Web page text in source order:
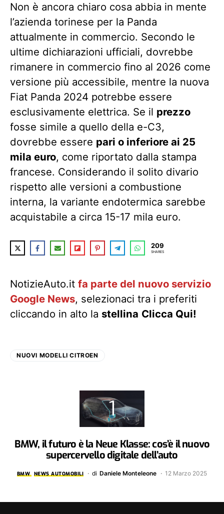
Non è ancora chiaro cosa abbia in mente
l’azienda torinese per la Panda
attualmente in commercio. Secondo le
ultime dichiarazioni ufficiali, dovrebbe
rimanere in commercio fino al 2026 come
versione più accessibile, mentre la nuova
Fiat Panda 2024 potrebbe essere
esclusivamente elettrica. Se il prezzo
fosse simile a quello della e-C3,
dovrebbe essere pari o inferiore ai 25
mila euro, come riportato dalla stampa
francese. Considerando il solito divario
rispetto alle versioni a combustione
interna, la variante endotermica sarebbe
acquistabile a circa 15-17 mila euro.
209
SHARES
NotizieAuto.it fa parte del nuovo servizio
Google News, selezionaci tra i preferiti
cliccando in alto la stellina Clicca Qui!
NUOVI MODELLI CITROEN
BMW, il futuro è la Neue Klasse: cos’è il nuovo
supercervello digitale dell’auto
BMW NEWS AUTOMOBILI di Daniele Monteleone 12 Marzo 2025